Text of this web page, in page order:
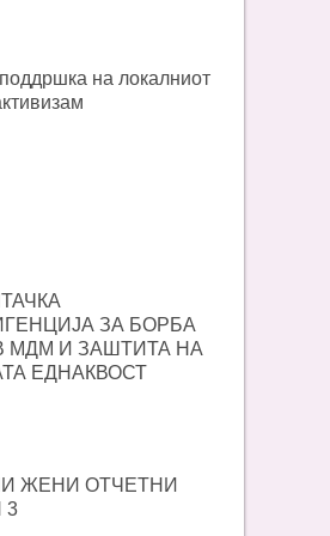
на локалниот
ЗА БОРБА
МДМ И ЗАШТИТА НА
ЕДНАКВОСТ
ЖЕНИ ОТЧЕТНИ
3